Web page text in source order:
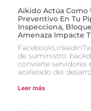
Aikido Actúa
Preventivo En Tu
Inspecciona,
Amenaza Impacte
de suministro:
convierte servidores
acelerado del
Leer más